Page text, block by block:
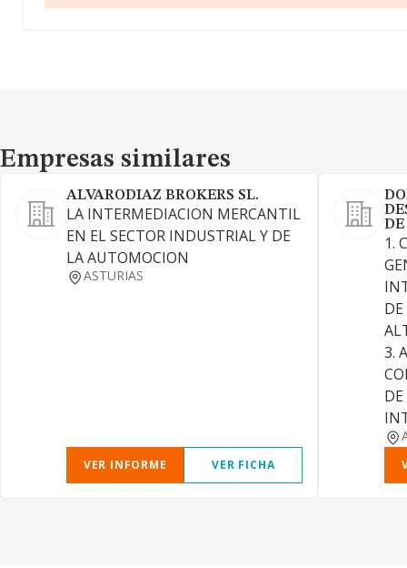
Empresas similares
Empresas similares
ALVARODIAZ BROKERS SL.
LA INTERMEDIACION MERCANTIL
EN EL SECTOR INDUSTRIAL Y DE
LA AUTOMOCION
ASTURIAS
VER INFORME VER FICHA
DE
1.
3.